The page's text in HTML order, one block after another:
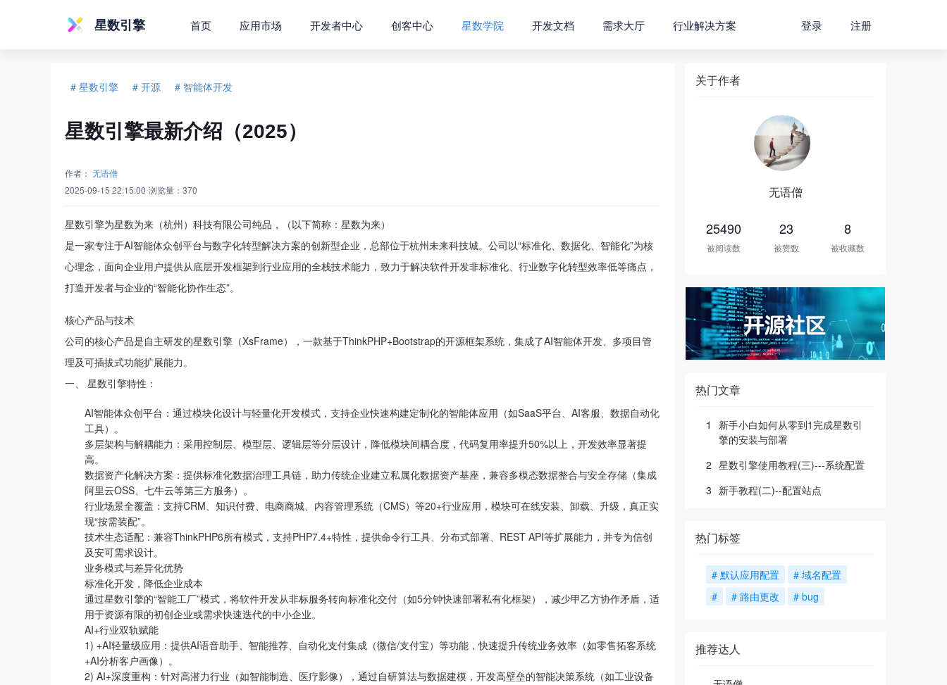
星数引擎 首页 应用市场 开发者中心 创客中心 星数学院 开发文档 需求大厅 行业解决方案 登录 注册
# 星数引擎 # 开源 # 智能体开发
星数引擎最新介绍（2025）
作者： 无语僧
2025-09-15 22:15:00 浏览量： 370
星数引擎为星数为来（杭州）科技有限公司纯品，（以下简称：星数为来）
是一家专注于AI智能体众创平台与数字化转型解决方案的创新型企业，总部位于杭州未来科技城。公司以“标准化、数据化、智能化”为核
心理念，面向企业用户提供从底层开发框架到行业应用的全栈技术能力，致力于解决软件开发非标准化、行业数字化转型效率低等痛点，
打造开发者与企业的“智能化协作生态”。
核心产品与技术
公司的核心产品是自主研发的星数引擎（XsFrame），一款基于ThinkPHP+Bootstrap的开源框架系统，集成了AI智能体开发、多项目管
理及可插拔式功能扩展能力。
一、 星数引擎特性：
AI智能体众创平台：通过模块化设计与轻量化开发模式，支持企业快速构建定制化的智能体应用（如SaaS平台、AI客服、数据自动化
工具）。
多层架构与解耦能力：采用控制层、模型层、逻辑层等分层设计，降低模块间耦合度，代码复用率提升50%以上，开发效率显著提
高。
数据资产化解决方案：提供标准化数据治理工具链，助力传统企业建立私属化数据资产基座，兼容多模态数据整合与安全存储（集成
阿里云OSS、七牛云等第三方服务）。
行业场景全覆盖：支持CRM、知识付费、电商商城、内容管理系统（CMS）等20+行业应用，模块可在线安装、卸载、升级，真正实
现“按需装配”。
技术生态适配：兼容ThinkPHP6所有模式，支持PHP7.4+特性，提供命令行工具、分布式部署、REST API等扩展能力，并专为信创
及安可需求设计。
业务模式与差异化优势
标准化开发，降低企业成本
通过星数引擎的“智能工厂”模式，将软件开发从非标服务转向标准化交付（如5分钟快速部署私有化框架），减少甲乙方协作矛盾，适
用于资源有限的初创企业或需求快速迭代的中小企业。
AI+行业双轨赋能
1) +AI轻量级应用：提供AI语音助手、智能推荐、自动化支付集成（微信/支付宝）等功能，快速提升传统业务效率（如零售拓客系统
+AI分析客户画像）。
2) AI+深度重构：针对高潜力行业（如智能制造、医疗影像），通过自研算法与数据建模，开发高壁垒的智能决策系统（如工业设备
关于作者
无语僧
25490
被阅读数
23
被赞数
8
被收藏数
热门文章
1
新手小白如何从零到1完成星数引
擎的安装与部署
2 星数引擎使用教程(三)---系统配置
3 新手教程(二)--配置站点
热门标签
# 默认应用配置
# 域名配置
#
# 路由更改 # bug
推荐达人